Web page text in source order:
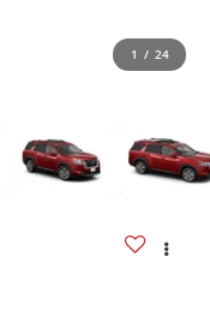
1 / 24